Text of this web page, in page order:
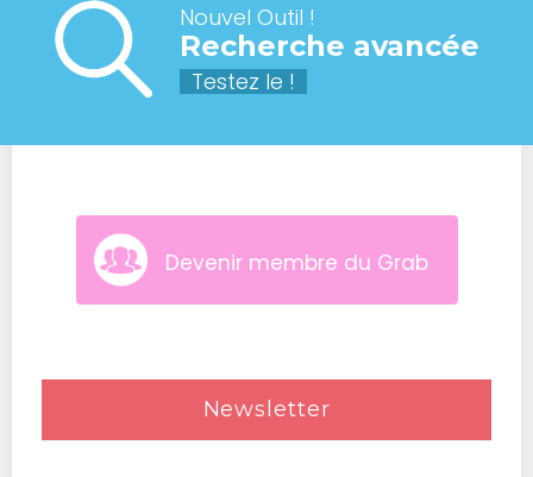
Nouvel Outil !
Recherche avancée
Testez le !
Devenir membre du Grab
Newsletter